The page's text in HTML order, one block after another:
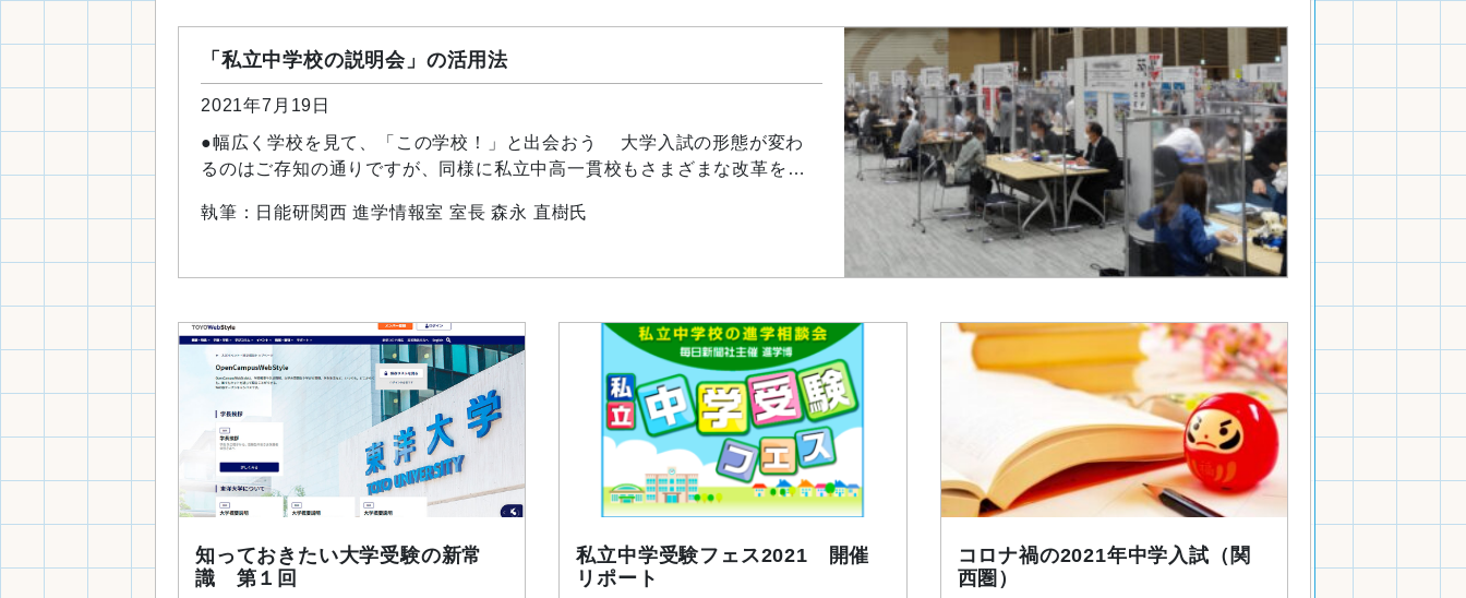
「私立中学校の説明会」の活用法
2021年7月19日
●幅広く学校を見て、「この学校！」と出会おう 大学入試の形態が変わ
るのはご存知の通りですが、同様に私立中高一貫校もさまざまな改革を加
ません。なぜなら、これまでも時代の変化や要請をいち早く感知し、改革
教育哲学に沿った形で教育を展開してきたのが私学だからです。 その
執筆：日能研関西 進学情報室 室長 森永 直樹氏
知っておきたい大学受験の新常
識 第１回
私立中学受験フェス2021 開催
リポート
コロナ禍の2021年中学入試（関
西圏）